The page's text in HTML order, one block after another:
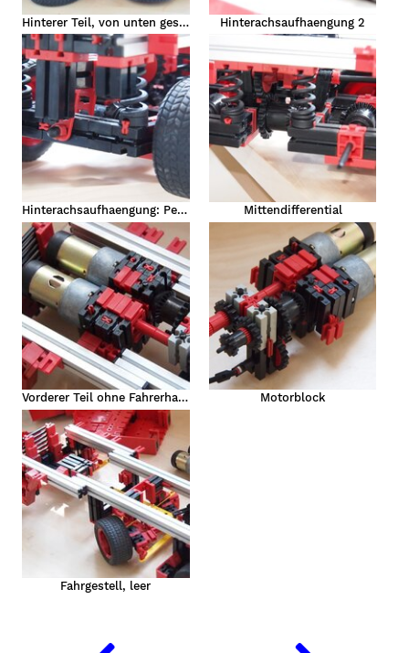
Hinterer Teil, von unten gesehen Hinterachsaufhaengung 2
Hinterachsaufhaengung: Pendelachse Mittendifferential
Vorderer Teil ohne Fahrerhaus, Motorblock Motorblock
Fahrgestell, leer